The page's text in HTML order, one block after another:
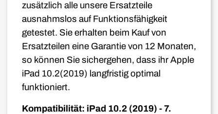
zusätzlich alle unsere Ersatzteile
ausnahmslos auf Funktionsfähigkeit
getestet. Sie erhalten beim Kauf von
Ersatzteilen eine Garantie von 12 Monaten,
so können Sie sichergehen, dass ihr Apple
iPad 10.2(2019) langfristig optimal
funktioniert.
Kompatibilität: iPad 10.2 (2019) - 7.